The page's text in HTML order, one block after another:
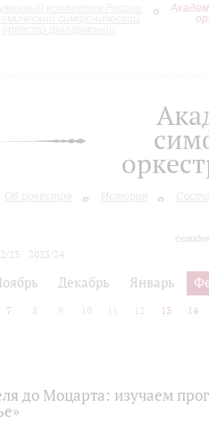
Об оркестре История
23
2023/24
Декабрь Январь
7 8 9 10 12 13 14
до Моцарта: изучаем